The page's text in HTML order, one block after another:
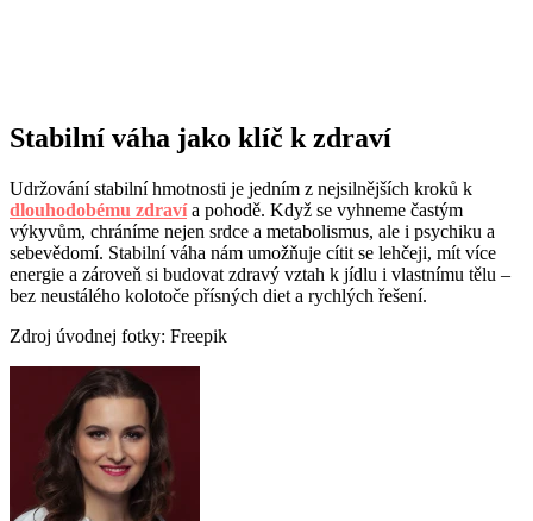
Stabilní váha jako klíč k zdraví
Udržování stabilní hmotnosti je jedním z nejsilnějších kroků k
dlouhodobému zdravía pohodě. Když se vyhneme častým
výkyvům, chráníme nejen srdce a metabolismus, ale i psychiku a
sebevědomí. Stabilní váha nám umožňuje cítit se lehčeji, mít více
energie a zároveň si budovat zdravý vztah k jídlu i vlastnímu tělu –
bez neustálého kolotoče přísných diet a rychlých řešení.
Zdroj úvodnej fotky: Freepik